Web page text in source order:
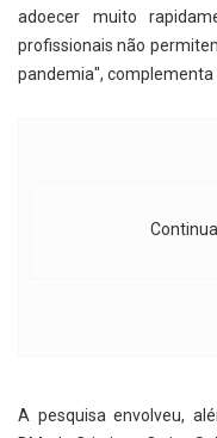
adoecer muito
profissionais não
pandemia", complementa
A pesquisa envolveu,